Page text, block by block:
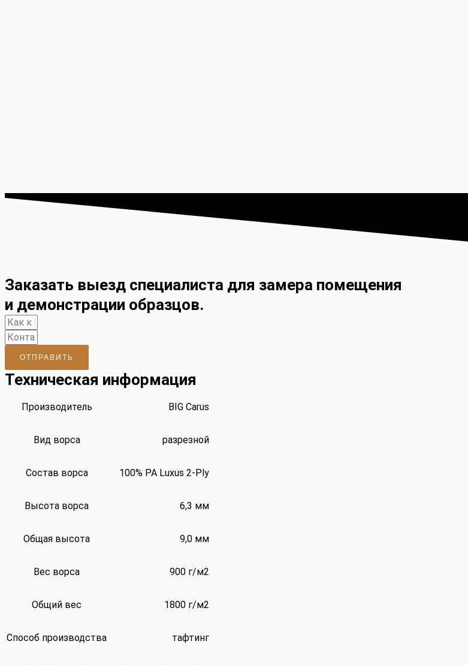
Заказать выезд специалиста для замера помещения
и демонстрации образцов.
ОТПРАВИТЬ
Техническая информация
Производитель BIG Carus
Вид ворса разрезной
Состав ворса 100% PA Luxus 2-Ply
Высота ворса 6,3 мм
Общая высота 9,0 мм
Вес ворса 900 г/м2
Общий вес 1800 г/м2
Способ производства тафтинг